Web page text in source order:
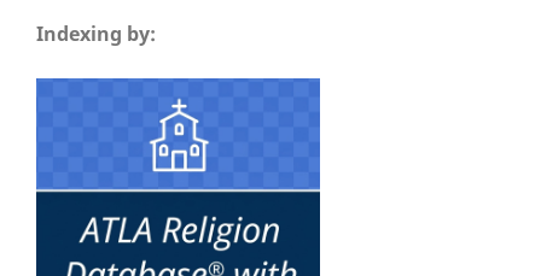
Indexing by: